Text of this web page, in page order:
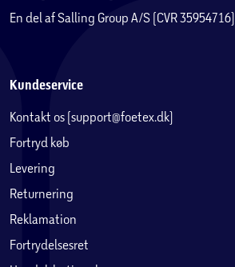
En del af Salling Group A/S (CVR 35954716)
Kundeservice
Kontakt os (support@foetex.dk)
Fortryd køb
Levering
Returnering
Reklamation
Fortrydelsesret